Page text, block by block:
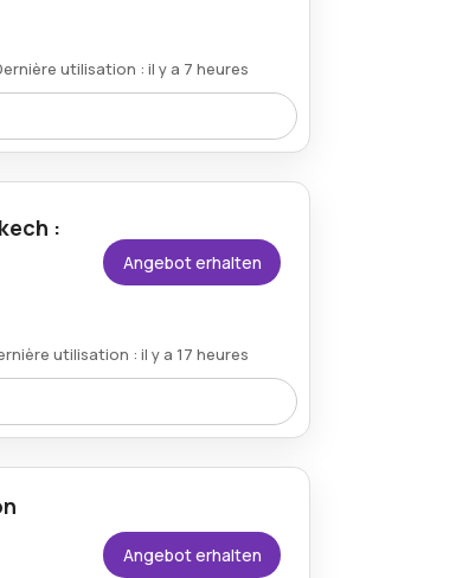
utilisation : il y a 7 heures
zeitlich begrenzten Angebots
Shop verfügbar.
:
Angebot erhalten
utilisation : il y a 17 heures
deutliche Einsparungen
Angebot erhalten